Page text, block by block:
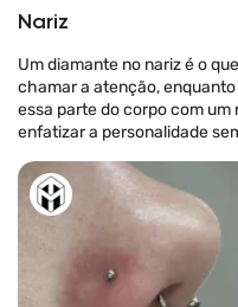
Nariz
Um diamante no nariz é o
chamar a atenção,
essa parte do corpo com um
enfatizar a personalidade